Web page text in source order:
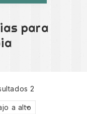
para
2
a alto